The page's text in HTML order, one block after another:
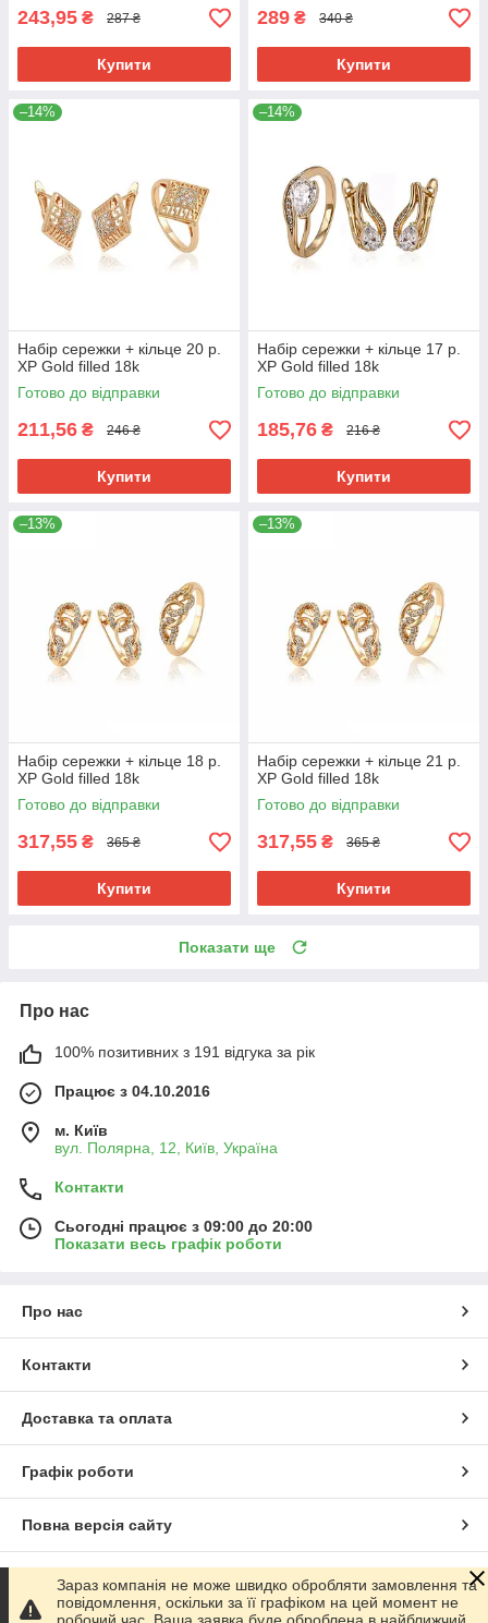
243,95 ₴ 287 ₴
Купити
289 ₴ 340 ₴
Купити
–14%
Набір сережки + кільце 20 р.
ХР Gold filled 18k
Готово до відправки
211,56 ₴ 246 ₴
Купити
–14%
Набір сережки + кільце 17 р.
ХР Gold filled 18k
Готово до відправки
185,76 ₴ 216 ₴
Купити
–13%
Набір сережки + кільце 18 р.
ХР Gold filled 18k
Готово до відправки
317,55 ₴ 365 ₴
Купити
–13%
Набір сережки + кільце 21 р.
ХР Gold filled 18k
Готово до відправки
317,55 ₴ 365 ₴
Купити
Показати ще
Про нас
100% позитивних з 191 відгука за рік
Працює з 04.10.2016
м. Київ
вул. Полярна, 12, Київ, Україна
Контакти
Сьогодні працює з 09:00 до 20:00
Показати весь графік роботи
Про нас
Контакти
Доставка та оплата
Графік роботи
Повна версія сайту
Сайт створено на маркетплейсіProm.ua
Зараз компанія не може швидко обробляти замовлення та
повідомлення, оскільки за її графіком на цей момент не